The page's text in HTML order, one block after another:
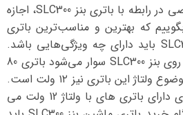
قبل از شروع صحبت تخصصی در رابطه با باتری بنز SLC300، اجازه
که بهترین و مناسب‌ترین باتری
برای خودرویی مثل بنز SLC300 باید دارای چه ویژگی‌هایی باشد.
به‌صورت فابریک، باتری که روی بنز SLC300 سوار می‌شود باتری 80
آمپر می‌باشد. در کنار این موضوع ولتاژ این باتری نیز ۱۲ ولت است.
تقریبا اکثر خودروهای سواری دارای باتری های با ولتاژ 12 ولت می